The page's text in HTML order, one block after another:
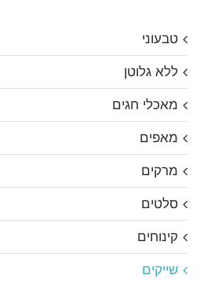
טבעוני
ללא גלוטן
מאכלי חגים
מאפים
מרקים
סלטים
קינוחים
שייקים